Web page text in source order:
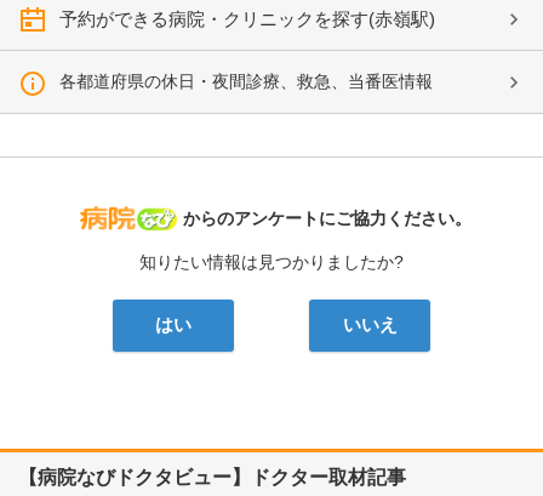
予約ができる病院・クリニックを探す(赤嶺駅)
各都道府県の休日・夜間診療、救急、当番医情報
病院なび
からのアンケートにご協力ください。
知りたい情報は見つかりましたか?
はい いいえ
【病院なびドクタビュー】ドクター取材記事